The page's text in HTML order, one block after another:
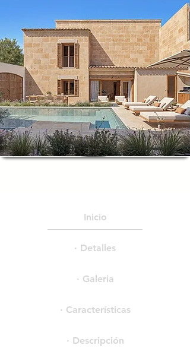
Inicio
· Detalles
· Galeria
· Características
· Descripción